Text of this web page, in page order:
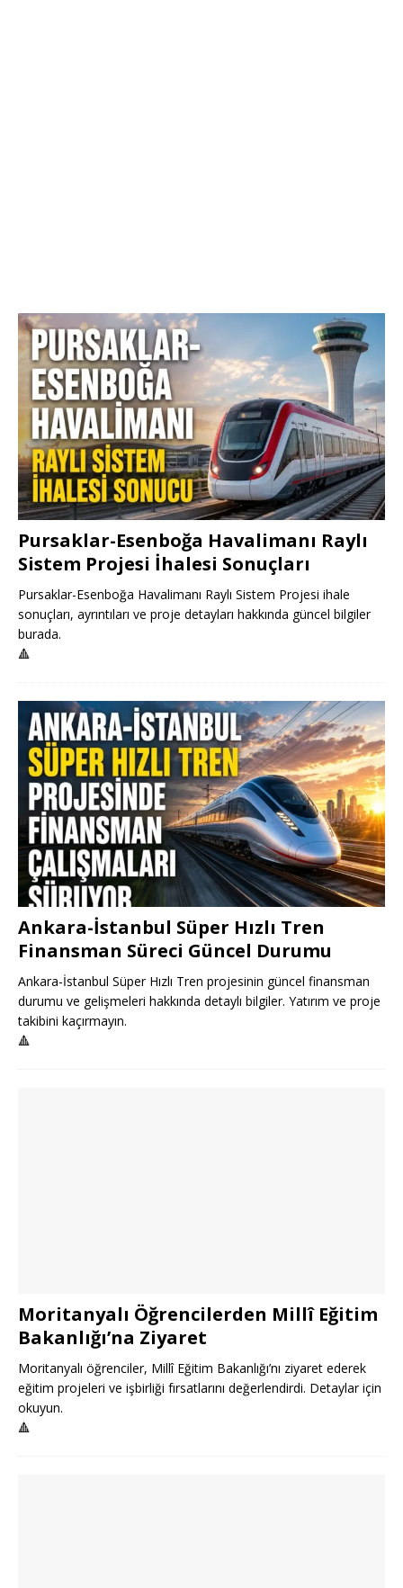
Pursaklar-Esenboğa Havalimanı Raylı
Sistem Projesi İhalesi Sonuçları
Pursaklar-Esenboğa Havalimanı Raylı Sistem Projesi ihale
sonuçları, ayrıntıları ve proje detayları hakkında güncel bilgiler
burada.
🔺
Ankara-İstanbul Süper Hızlı Tren
Finansman Süreci Güncel Durumu
Ankara-İstanbul Süper Hızlı Tren projesinin güncel finansman
durumu ve gelişmeleri hakkında detaylı bilgiler. Yatırım ve proje
takibini kaçırmayın.
🔺
Moritanyalı Öğrencilerden Millî Eğitim
Bakanlığı’na Ziyaret
Moritanyalı öğrenciler, Millî Eğitim Bakanlığı’nı ziyaret ederek
eğitim projeleri ve işbirliği fırsatlarını değerlendirdi. Detaylar için
okuyun.
🔺